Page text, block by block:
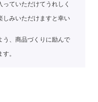
ていただけてうれしく
しみいただけますと幸い
う、商品づくりに励んで
。